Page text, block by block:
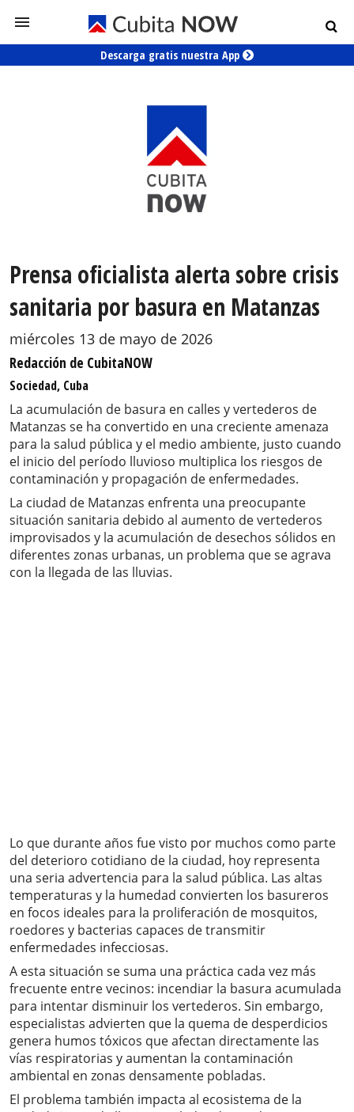
Descarga gratis nuestra App
Prensa oficialista alerta sobre crisis
sanitaria por basura en Matanzas
miércoles 13 de mayo de 2026
Redacción de CubitaNOW
Sociedad, Cuba
La acumulación de basura en calles y vertederos de
Matanzas se ha convertido en una creciente amenaza
para la salud pública y el medio ambiente, justo cuando
el inicio del período lluvioso multiplica los riesgos de
contaminación y propagación de enfermedades.
La ciudad de Matanzas enfrenta una preocupante
situación sanitaria debido al aumento de vertederos
improvisados y la acumulación de desechos sólidos en
diferentes zonas urbanas, un problema que se agrava
con la llegada de las lluvias.
Lo que durante años fue visto por muchos como parte
del deterioro cotidiano de la ciudad, hoy representa
una seria advertencia para la salud pública. Las altas
temperaturas y la humedad convierten los basureros
en focos ideales para la proliferación de mosquitos,
roedores y bacterias capaces de transmitir
enfermedades infecciosas.
A esta situación se suma una práctica cada vez más
frecuente entre vecinos: incendiar la basura acumulada
para intentar disminuir los vertederos. Sin embargo,
especialistas advierten que la quema de desperdicios
genera humos tóxicos que afectan directamente las
vías respiratorias y aumentan la contaminación
ambiental en zonas densamente pobladas.
El problema también impacta al ecosistema de la